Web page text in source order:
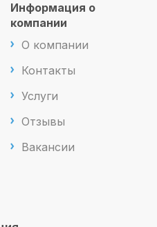
Информация о
компании
О компании
Контакты
Услуги
Отзывы
Вакансии